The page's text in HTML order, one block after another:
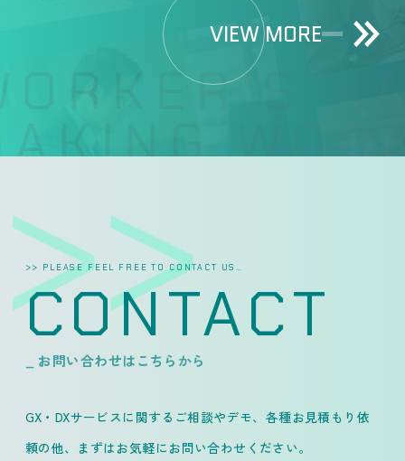
VIEW MORE
>> PLEASE FEEL FREE TO CONTACT US…
CONTACT
_ お問い合わせはこちらから
GX・DXサービスに関するご相談やデモ、各種お見積もり依
頼の他、
まずはお気軽にお問い合わせください。